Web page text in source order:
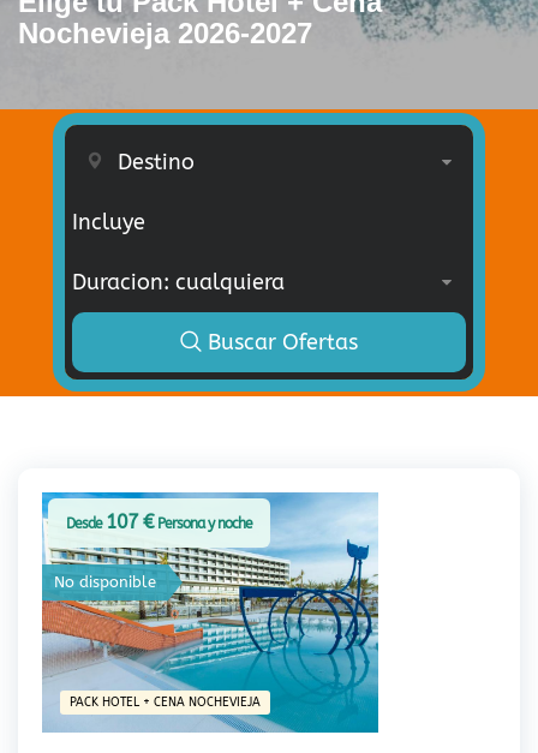
Nochevieja 2026-2027
Incluye
Buscar Ofertas
PACK HOTEL + CENA NOCHEVIEJA
No disponible
Desde 107 €Persona y noche